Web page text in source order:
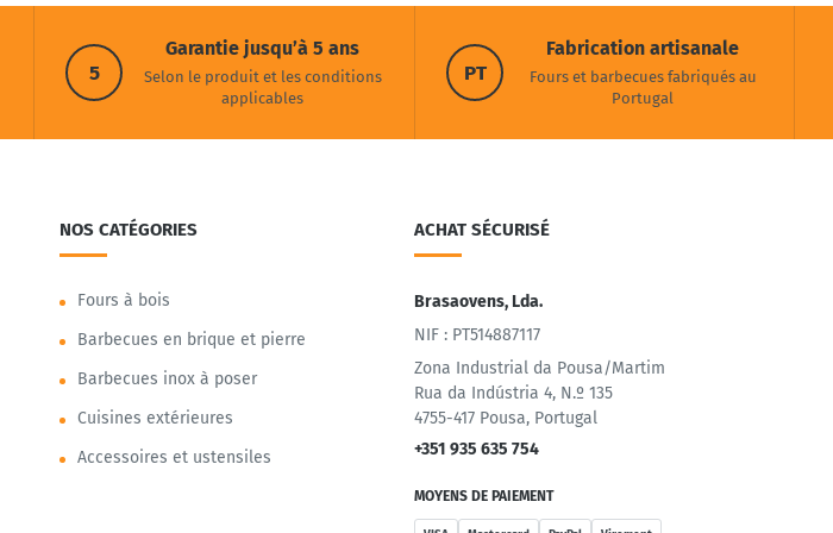
5
Garantie jusqu’à 5 ans
Selon le produit et les conditions
applicables
PT
Fabrication artisanale
Fours et barbecues fabriqués au
Portugal
NOS CATÉGORIES
Fours à bois
Barbecues en brique et pierre
Barbecues inox à poser
Cuisines extérieures
Accessoires et ustensiles
ACHAT SÉCURISÉ
Brasaovens, Lda.
NIF : PT514887117
Zona Industrial da Pousa/Martim
Rua da Indústria 4, N.º 135
4755-417 Pousa, Portugal
+351 935 635 754
MOYENS DE PAIEMENT